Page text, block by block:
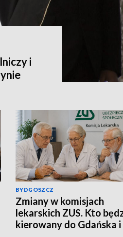
i
BYDGOSZCZ
Zmiany w komisjach
lekarskich ZUS. Kto
kierowany do Gdańska i